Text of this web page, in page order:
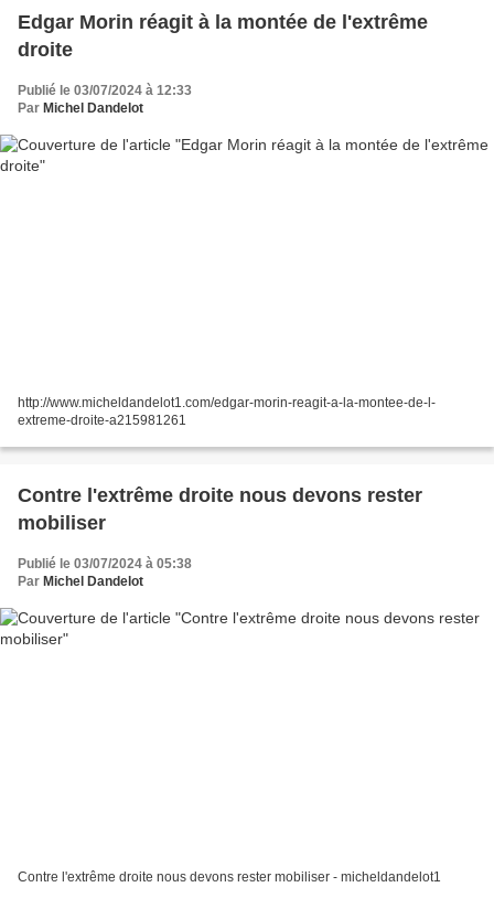
Edgar Morin réagit à la montée de l'extrême
droite
Publié le 03/07/2024 à 12:33
Par Michel Dandelot
http://www.micheldandelot1.com/edgar-morin-reagit-a-la-montee-de-l-
extreme-droite-a215981261
Contre l'extrême droite nous devons rester
mobiliser
Publié le 03/07/2024 à 05:38
Par Michel Dandelot
Contre l'extrême droite nous devons rester mobiliser - micheldandelot1